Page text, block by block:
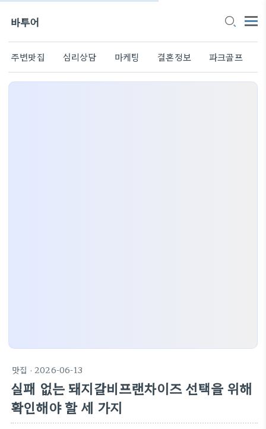
바투어
주변맛집 심리상담 마케팅 결혼정보 파크골프
맛집 · 2026-06-13
실패 없는 돼지갈비프랜차이즈 선택을 위해
확인해야 할 세 가지